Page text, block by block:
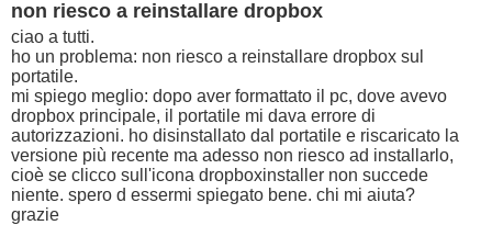
non riesco a reinstallare dropbox
ciao a tutti.
ho un problema: non riesco a reinstallare dropbox sul
portatile.
mi spiego meglio: dopo aver formattato il pc, dove avevo
dropbox principale, il portatile mi dava errore di
autorizzazioni. ho disinstallato dal portatile e riscaricato la
versione più recente ma adesso non riesco ad installarlo,
cioè se clicco sull'icona dropboxinstaller non succede
niente. spero d essermi spiegato bene. chi mi aiuta?
grazie